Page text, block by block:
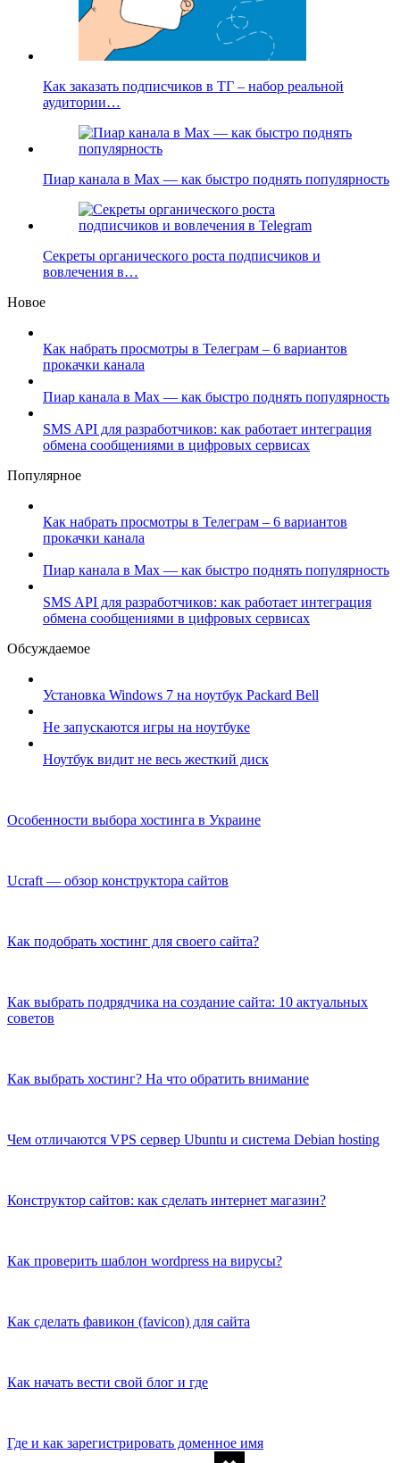
Как заказать подписчиков в ТГ – набор реальной
аудитории…
Пиар канала в Max — как быстро поднять популярность
Секреты органического роста подписчиков и
вовлечения в…
Новое
Как набрать просмотры в Телеграм – 6 вариантов
прокачки канала
Пиар канала в Max — как быстро поднять популярность
SMS API для разработчиков: как работает интеграция
обмена сообщениями в цифровых сервисах
Популярное
Как набрать просмотры в Телеграм – 6 вариантов
прокачки канала
Пиар канала в Max — как быстро поднять популярность
SMS API для разработчиков: как работает интеграция
обмена сообщениями в цифровых сервисах
Обсуждаемое
Установка Windows 7 на ноутбук Packard Bell
Не запускаются игры на ноутбуке
Ноутбук видит не весь жесткий диск
Особенности выбора хостинга в Украине
Ucraft — обзор конструктора сайтов
Как подобрать хостинг для своего сайта?
Как выбрать подрядчика на создание сайта: 10 актуальных
советов
Как выбрать хостинг? На что обратить внимание
Чем отличаются VРS сервер Ubuntu и система Debian hosting
Конструктор сайтов: как сделать интернет магазин?
Как проверить шаблон wordpress на вирусы?
Как сделать фавикон (favicon) для сайта
Как начать вести свой блог и где
Где и как зарегистрировать доменное имя